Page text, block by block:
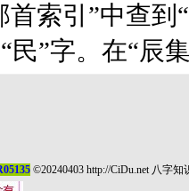
首索引”中查到
民”字。在“辰
©20240403 http://CiDu.net 八字知